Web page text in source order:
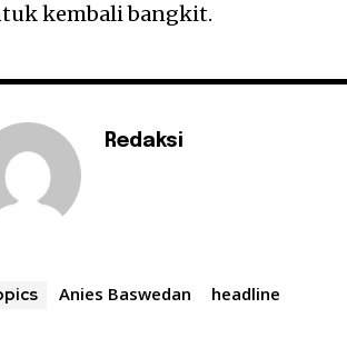
kembali bangkit.
Redaksi
Anies Baswedan headline